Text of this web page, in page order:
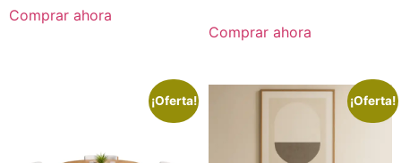
Comprar ahora
Comprar ahora
¡Oferta! ¡Oferta!